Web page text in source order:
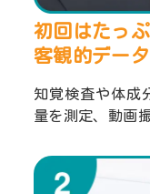
初回はたっ
客観的デー
知覚検査や体成
量を測定、動画